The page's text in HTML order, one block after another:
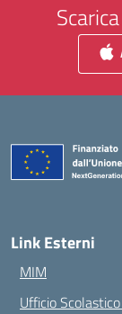
Link Esterni
MIM
Ufficio